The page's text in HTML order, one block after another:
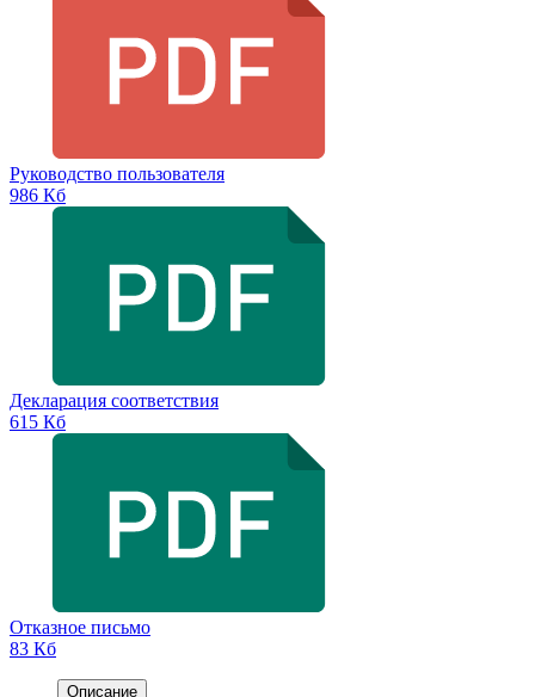
Руководство пользователя
986 Кб
Декларация соответствия
615 Кб
Отказное письмо
83 Кб
Описание